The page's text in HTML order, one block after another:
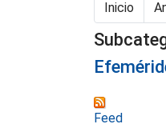
Inicio
Feed